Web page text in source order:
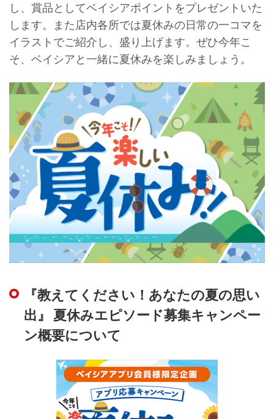
し、賞品としてベイシアポイントをプレゼントいた
します。また店内各所では夏休みの日常の一コマを
イラストでご紹介し、盛り上げます。ぜひ今年こ
そ、ベイシアと一緒に夏休みを楽しみましょう。
『教えてください！あなたの夏の思い
出』 夏休みエピソード募集キャンペー
ン概要について